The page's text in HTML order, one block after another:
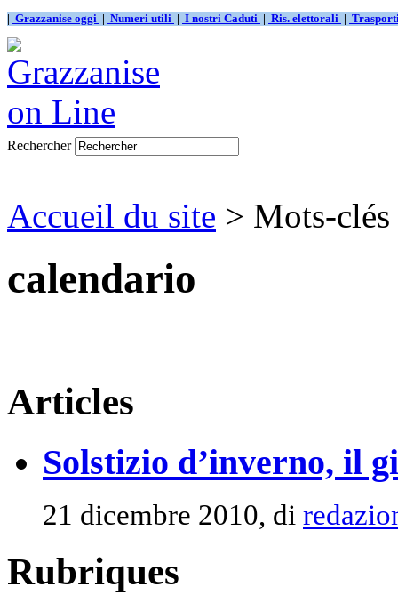
| Grazzanise oggi | Numeri utili | I nostri Caduti | Ris. elettorali |
Rechercher
Accueil du site > Mots-
calendario
Articles
Solstizio d’inverno, il
21 dicembre 2010, di
Rubriques